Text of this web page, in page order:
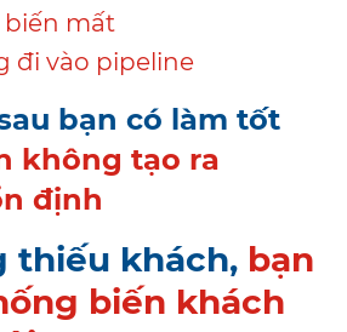
biến mất
đi vào pipeline
bạn có làm tốt
không tạo ra
định
thiếu khách, bạn
biến khách